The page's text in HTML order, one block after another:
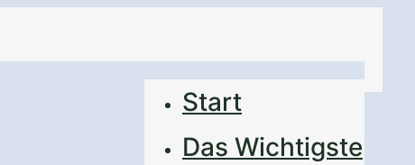
Start
Das Wichtigste